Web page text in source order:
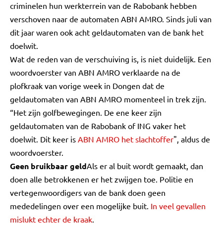
criminelen hun werkterrein van de Rabobank hebben
verschoven naar de automaten ABN AMRO. Sinds juli van
dit jaar waren ook acht geldautomaten van de bank het
doelwit.
Wat de reden van de verschuiving is, is niet duidelijk. Een
woordvoerster van ABN AMRO verklaarde na de
plofkraak van vorige week in Dongen dat de
geldautomaten van ABN AMRO momenteel in trek zijn.
“Het zijn golfbewegingen. De ene keer zijn
geldautomaten van de Rabobank of ING vaker het
doelwit. Dit keer is ABN AMRO het slachtoffer", aldus de
woordvoerster.
Geen bruikbaar geldAls er al buit wordt gemaakt, dan
doen alle betrokkenen er het zwijgen toe. Politie en
vertegenwoordigers van de bank doen geen
mededelingen over een mogelijke buit. In veel gevallen
mislukt echter de kraak.